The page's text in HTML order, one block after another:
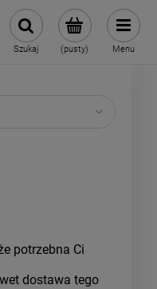
(pusty)
Szukaj Menu
potrzebna Ci
dostawa tego